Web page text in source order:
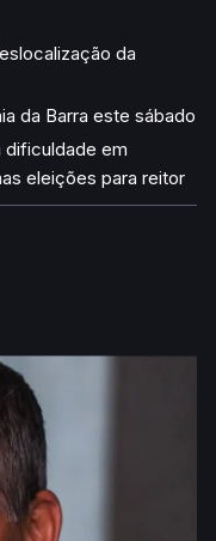
da
da Barra este sábado
dificuldade em
eleições para reitor